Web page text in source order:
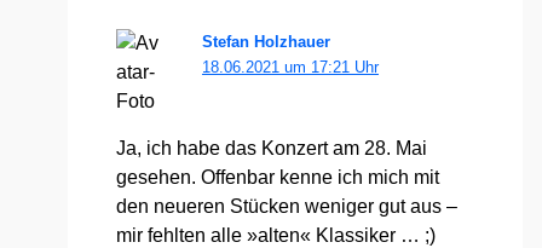
Stefan Holzhauer
18.06.2021 um 17:21 Uhr
Ja, ich habe das Kon­zert am 28. Mai
gese­hen. Offen­bar ken­ne ich mich mit
den neue­ren Stü­cken weni­ger gut aus –
mir fehl­ten alle »alten« Klas­si­ker … ;)